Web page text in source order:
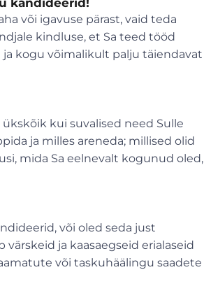
või igavuse pärast, vaid teda
kindluse, et Sa teed tööd
kogu võimalikult palju täiendavat
kui suvalised need Sulle
ja milles areneda; millised olid
mida Sa eelnevalt kogunud oled,
või oled seda just
ja kaasaegseid erialaseid
või taskuhäälingu saadete